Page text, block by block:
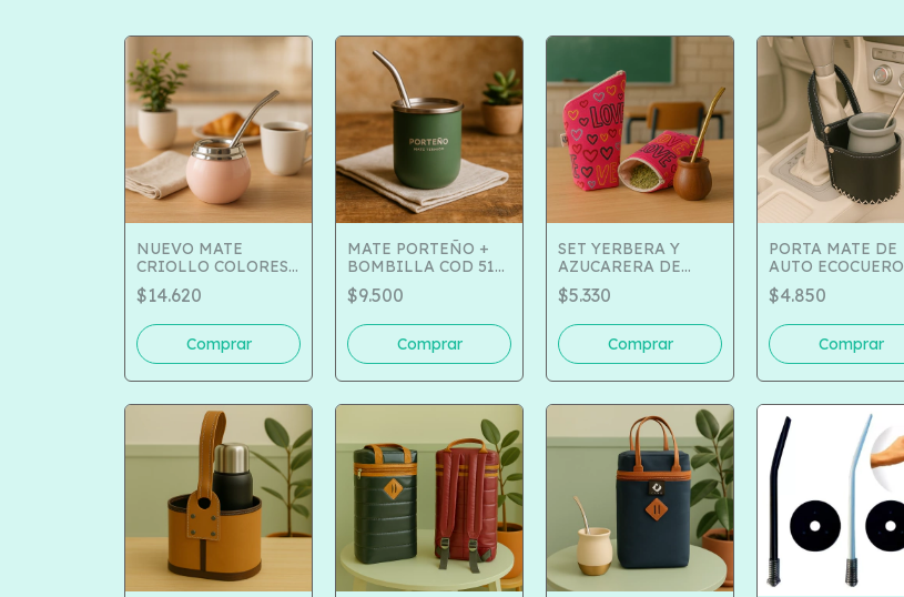
NUEVO MATE
CRIOLLO COLORES
SURTIDOS COD 516-
1096
$14.620
MATE PORTEÑO +
BOMBILLA COD 516-
1100
$9.500
SET YERBERA Y
AZUCARERA DE
TELA MALIBU COD
516-5014
$5.330
PORTA MATE DE
AUTO ECOCUERO
COD 150-02
$4.850